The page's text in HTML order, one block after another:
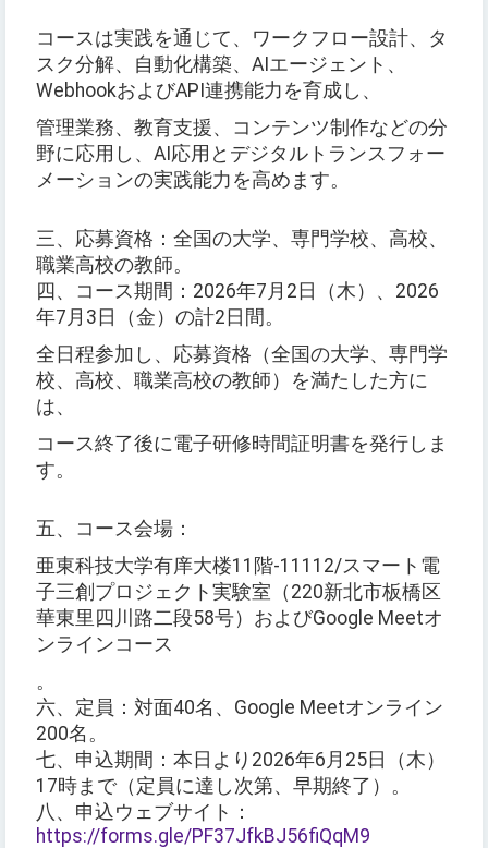
コースは実践を通じて、ワークフロー設計、タ
スク分解、自動化構築、AIエージェント、
WebhookおよびAPI連携能力を育成し、
管理業務、教育支援、コンテンツ制作などの分
野に応用し、AI応用とデジタルトランスフォー
メーションの実践能力を高めます。
三、応募資格：全国の大学、専門学校、高校、
職業高校の教師。
四、コース期間：2026年7月2日（木）、2026
年7月3日（金）の計2日間。
全日程参加し、応募資格（全国の大学、専門学
校、高校、職業高校の教師）を満たした方に
は、
コース終了後に電子研修時間証明書を発行しま
す。
五、コース会場：
亜東科技大学有庠大楼11階-11112/スマート電
子三創プロジェクト実験室（220新北市板橋区
華東里四川路二段58号）およびGoogle Meetオ
ンラインコース
。
六、定員：対面40名、Google Meetオンライン
200名。
七、申込期間：本日より2026年6月25日（木）
17時まで（定員に達し次第、早期終了）。
八、申込ウェブサイト：
https://forms.gle/PF37JfkBJ56fiQqM9